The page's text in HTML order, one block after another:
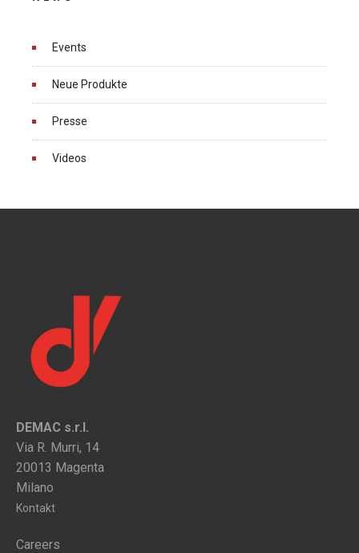
Events
Neue Produkte
Presse
Videos
DEMAC s.r.l.
Via R. Murri, 14
20013 Magenta
Milano
Kontakt
Careers